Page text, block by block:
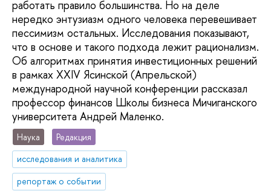
работать правило большинства. Но на деле
нередко энтузиазм одного человека перевешивает
пессимизм остальных. Исследования показывают,
что в основе и такого подхода лежит рационализм.
Об алгоритмах принятия инвестиционных решений
в рамках XXIV Ясинской (Апрельской)
международной научной конференции рассказал
профессор финансов Школы бизнеса Мичиганского
университета Андрей Маленко.
Наука
Редакция
исследования и аналитика
репортаж о событии